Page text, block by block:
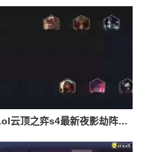
Lol云顶之弈s4最新夜影劫阵容搭配，云顶之奕夜影劫阵容